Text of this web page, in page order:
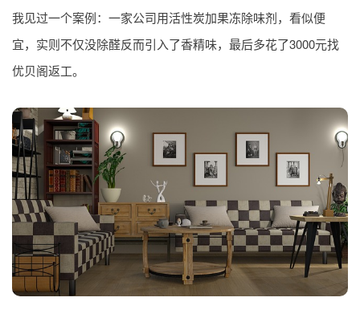
我见过一个案例：一家公司用活性炭加果冻除味剂，看似便
宜，实则不仅没除醛反而引入了香精味，最后多花了3000元找
优贝阁返工。